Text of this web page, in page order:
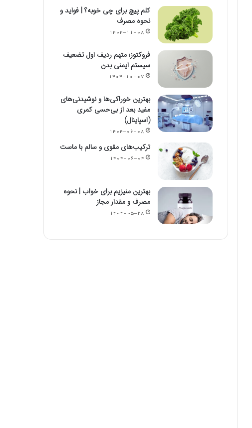
کلم پیچ برای چی خوبه؟ | فواید و
نحوه مصرف
۱۴۰۴-۱۱-۰۸
فروکتوز؛ متهم ردیف اول تضعیف
سیستم ایمنی بدن
۱۴۰۴-۱۰-۰۷
بهترین خوراکی‌ها و نوشیدنی‌های
مفید بعد از بی‌حسی کمری
(اسپاینال)
۱۴۰۴-۰۶-۰۸
ترکیب‌های مقوی و سالم با ماست
۱۴۰۴-۰۶-۰۴
بهترین منیزیم برای خواب | نحوه
مصرف و مقدار مجاز
۱۴۰۴-۰۵-۲۸